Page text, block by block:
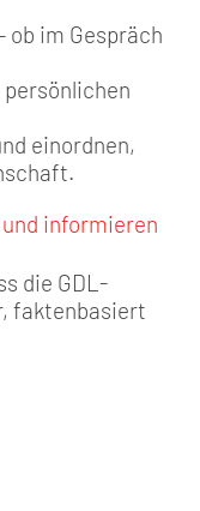
im Gespräch
einordnen,
informieren
die GDL-
faktenbasiert